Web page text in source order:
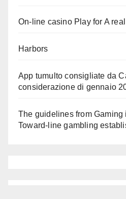
On-line casino Play for A
Harbors
App tumulto consigliate da
considerazione di gennaio
The guidelines from Gaming
Toward-line gambling